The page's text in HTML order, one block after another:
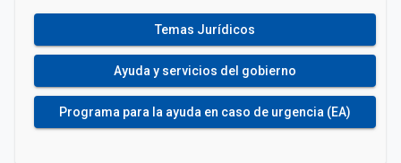
Temas Jurídicos
Ayuda y servicios del gobierno
Programa para la ayuda en caso de urgencia (EA)